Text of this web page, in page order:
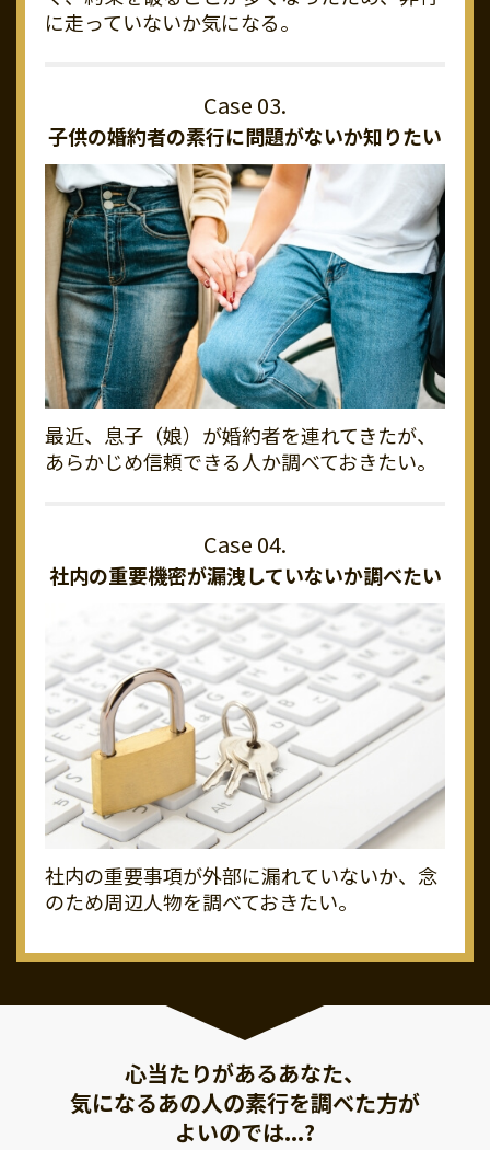
に走っていないか気になる。
子供の婚約者の素行に問題がないか知りたい
最近、息子（娘）が婚約者を連れてきたが、
あらかじめ信頼できる人か調べておきたい。
社内の重要機密が漏洩していないか調べたい
社内の重要事項が外部に漏れていないか、念
のため周辺人物を調べておきたい。
心当たりがあるあなた、
気になるあの人の素行を調べた方が
よいのでは...?